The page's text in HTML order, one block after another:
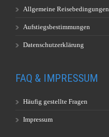
Allgemeine Reisebedingungen
Aufstiegsbestimmungen
Datenschutzerklärung
FAQ & IMPRESSUM
Häufig gestellte Fragen
Impressum